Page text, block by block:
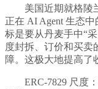
美国近期就格陵兰
正在 AI Agent 生态
标是要从丹麦手中“
度封拆、订价和买卖
障。这极大地提高了
ERC-7829 尺度：